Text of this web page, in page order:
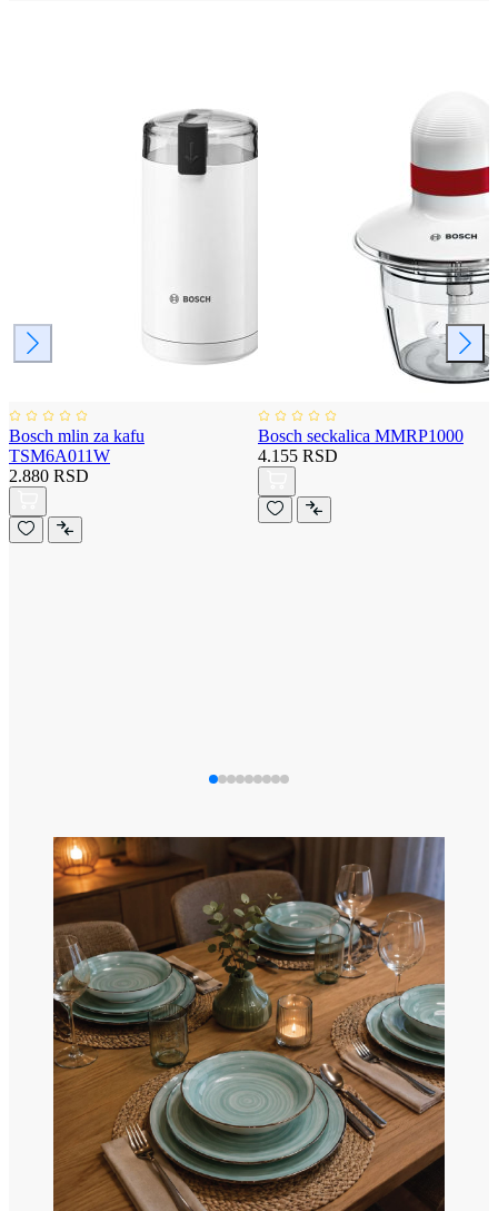
Bosch mlin za kafu
TSM6A011W
2.880 RSD
Bosch seckalica MMRP1000
4.155 RSD